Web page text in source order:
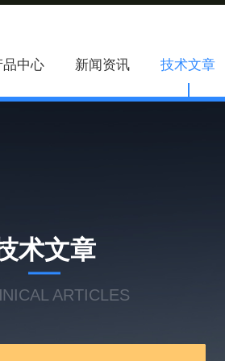
品中心 新闻资讯 技术文章
术文章
ARTICLES